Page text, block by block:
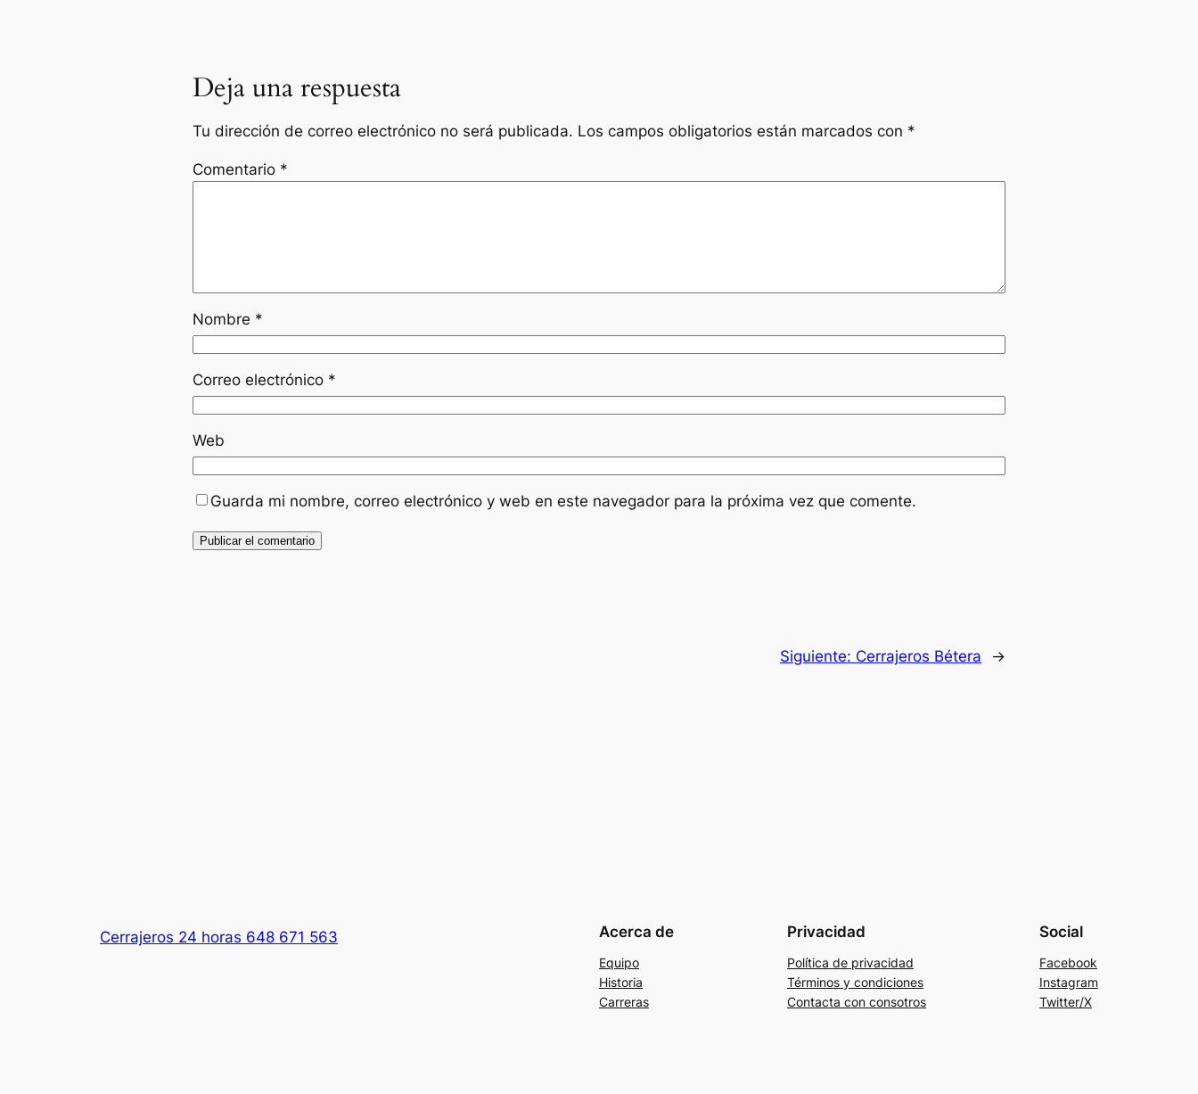
Deja una respuesta
Tu dirección de correo electrónico no será publicada. Los campos obligatorios están marcados con *
Comentario *
Nombre *
Correo electrónico *
Web
Guarda mi nombre, correo electrónico y web en este navegador para la próxima vez que comente.
Siguiente: Cerrajeros Bétera →
Cerrajeros 24 horas 648 671 563 Acerca de
Equipo
Historia
Carreras
Privacidad
Política de privacidad
Términos y condiciones
Contacta con consotros
Social
Facebook
Instagram
Twitter/X